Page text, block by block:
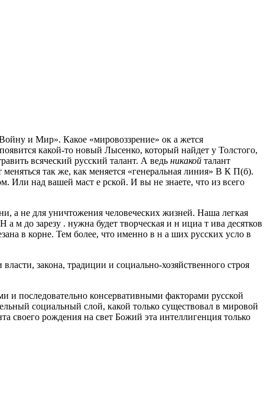
и Мир». Какое «мировоззрение» ок а жется
какой-то новый Лысенко, который найдет у Толстого,
всяческий русский талант. А ведь никакой талант
так же, как меняется «генеральная линия» В К П(б).
над вашей маст е рской. И вы не знаете, что из всего
а не для уничтожения человеческих жизней. Наша легкая
до зарезу . нужна будет творческая и н ициа т ива десятков
в корне. Тем более, что именно в н а ших русских усло в
закона, традиции и социально-хозяйственного строя
и последовательно консервативными факторами русской
социальный слой, какой только существовал в мировой
рождения на свет Божий эта интеллигенция только